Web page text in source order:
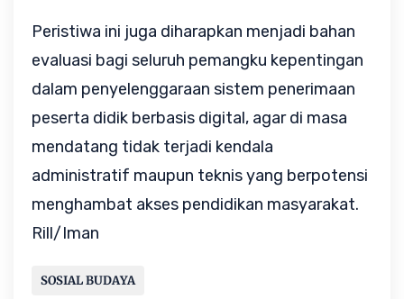
Peristiwa ini juga diharapkan menjadi bahan
evaluasi bagi seluruh pemangku kepentingan
dalam penyelenggaraan sistem penerimaan
peserta didik berbasis digital, agar di masa
mendatang tidak terjadi kendala
administratif maupun teknis yang berpotensi
menghambat akses pendidikan masyarakat.
Rill/Iman
SOSIAL BUDAYA